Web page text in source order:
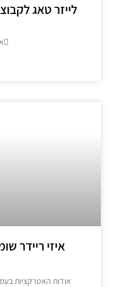
לייזר טאג לקבוצות
אלפא טים
איזי ריידר שומר
אודות האטרקציות בעמק